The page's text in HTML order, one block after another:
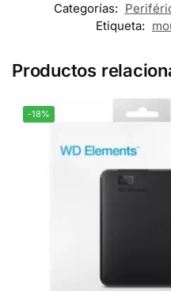
Categorías:
Etiqueta:
Productos
-18%